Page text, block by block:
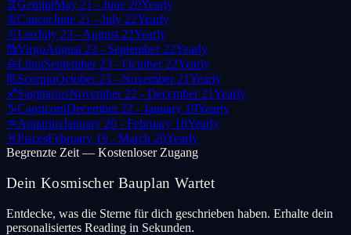
♊GeminiMay 21 - June 20Yearly
♋CancerJune 21 - July 22Yearly
♌LeoJuly 23 - August 22Yearly
♍VirgoAugust 23 - September 22Yearly
♎LibraSeptember 23 - October 22Yearly
♏ ScorpioOctober 23 - November 21Yearly
♐SagittariusNovember 22 - December 21Yearly
♑CapricornDecember 22 - January 19Yearly
♒AquariusJanuary 20 - February 18Yearly
♓PiscesFebruary 19 - March 20Yearly
Begrenzte Zeit — Kostenloser Zugang
Dein Kosmischer Bauplan Wartet
Entdecke, was die Sterne für dich geschrieben haben. Erhalte dein
personalisiertes Reading in Sekunden.